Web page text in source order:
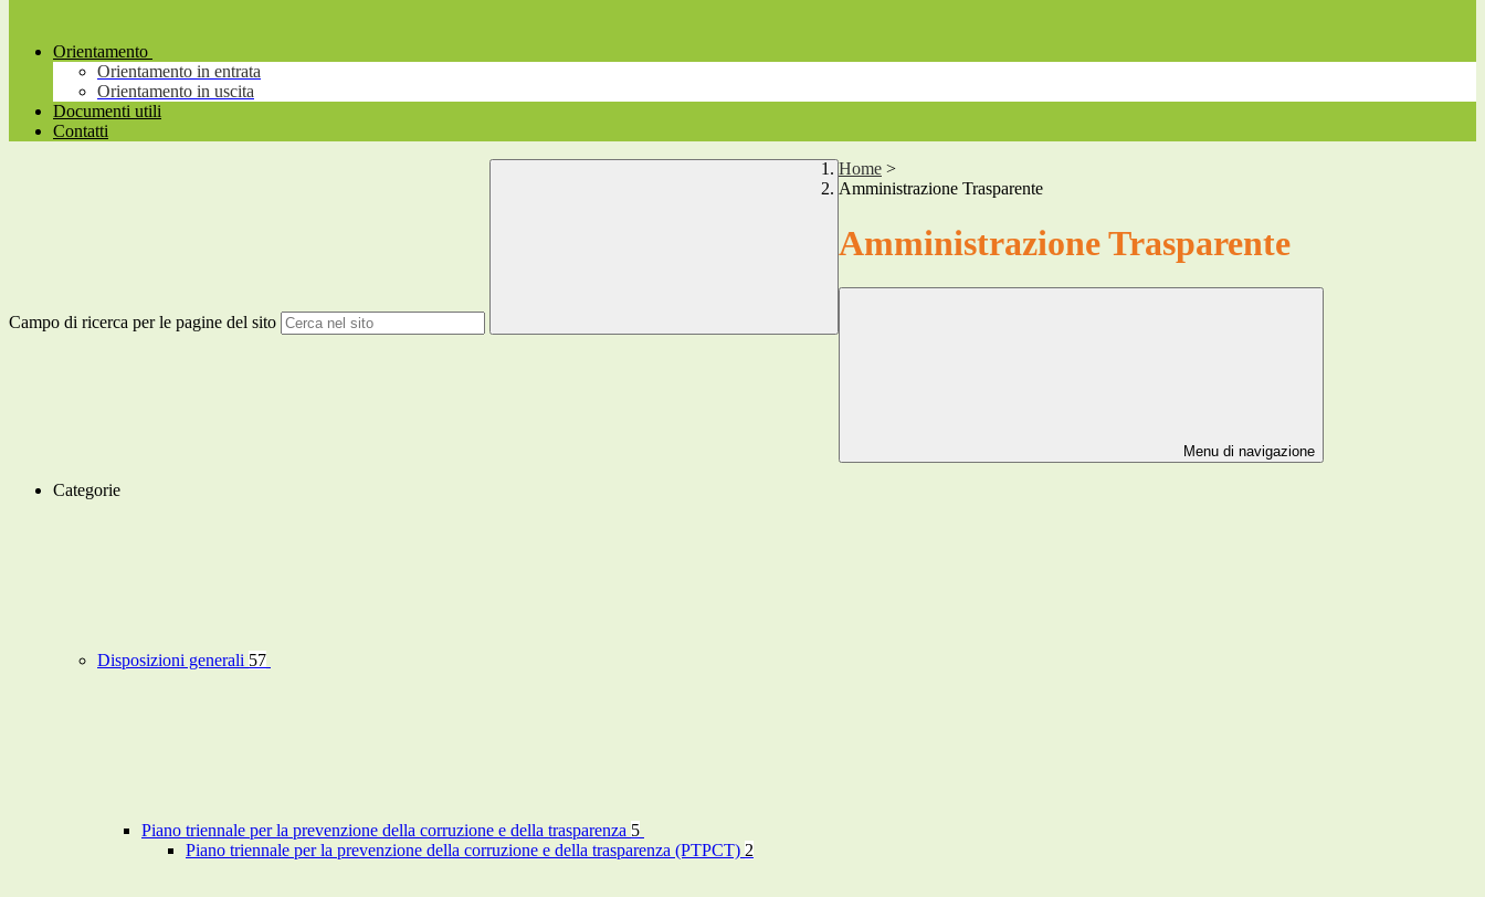
Orientamento
Orientamento in entrata
Orientamento in uscita
Documenti utili
Contatti
Campo di ricerca per le pagine del sito
Home >
Amministrazione Trasparente
Amministrazione Trasparente
Menu di navigazione
Categorie
Disposizioni generali 57
Piano triennale per la prevenzione della corruzione e della trasparenza 5
Piano triennale per la prevenzione della corruzione e della trasparenza (PTPCT) 2